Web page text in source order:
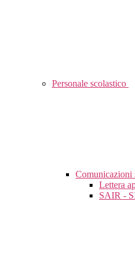
Personale scolastico
Comunicazioni
Lettera
SAIR -